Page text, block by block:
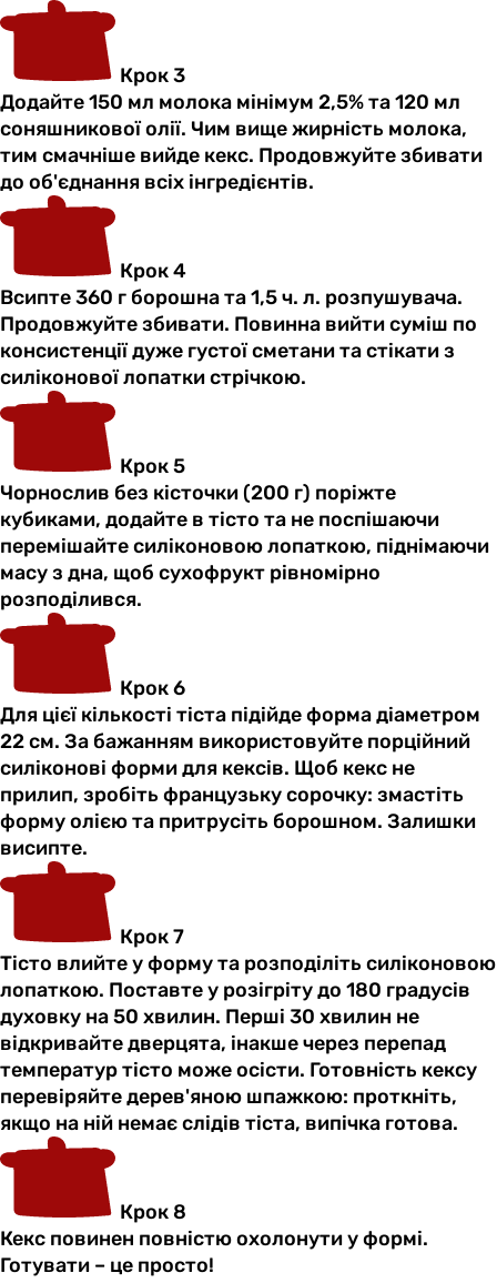
Крок 3
Додайте 150 мл молока мінімум 2,5% та 120 мл
соняшникової олії. Чим вище жирність молока,
тим смачніше вийде кекс. Продовжуйте збивати
до об'єднання всіх інгредієнтів.
Крок 4
Всипте 360 г борошна та 1,5 ч. л. розпушувача.
Продовжуйте збивати. Повинна вийти суміш по
консистенції дуже густої сметани та стікати з
силіконової лопатки стрічкою.
Крок 5
Чорнослив без кісточки (200 г) поріжте
кубиками, додайте в тісто та не поспішаючи
перемішайте силіконовою лопаткою, піднімаючи
масу з дна, щоб сухофрукт рівномірно
розподілився.
Крок 6
Для цієї кількості тіста підійде форма діаметром
22 см. За бажанням використовуйте порційний
силіконові форми для кексів. Щоб кекс не
прилип, зробіть французьку сорочку: змастіть
форму олією та притрусіть борошном. Залишки
висипте.
Крок 7
Тісто влийте у форму та розподіліть силіконовою
лопаткою. Поставте у розігріту до 180 градусів
духовку на 50 хвилин. Перші 30 хвилин не
відкривайте дверцята, інакше через перепад
температур тісто може осісти. Готовність кексу
перевіряйте дерев'яною шпажкою: проткніть,
якщо на ній немає слідів тіста, випічка готова.
Крок 8
Кекс повинен повністю охолонути у формі.
Готувати – це просто!